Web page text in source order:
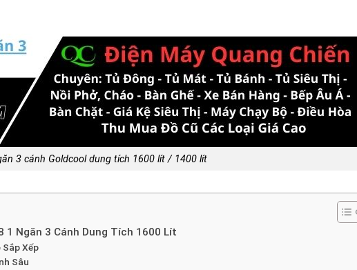
3 cánh Goldcool dung tích 1600 lít / 1400 lít
Ngăn 3 Cánh Dung Tích 1600 Lít
Sắp Xếp
Sâu